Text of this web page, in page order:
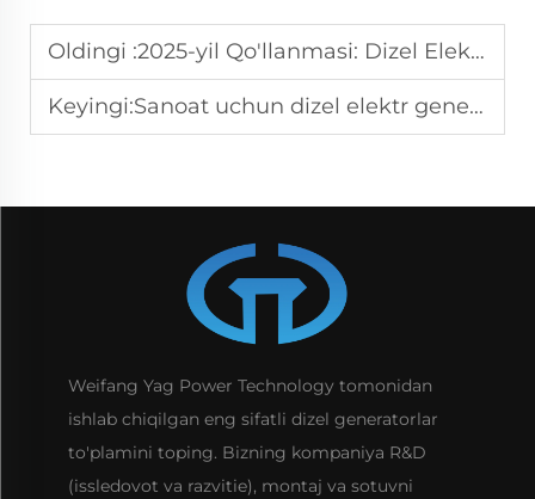
Oldingi :2025-yil Qo'llanmasi: Dizel Elektr Generatorini Tanlashning To'g'ri Usullari
Keyingi:Sanoat uchun dizel elektr generatori: O'lchash bo'yicha qo'lanma
Weifang Yag Power Technology tomonidan
ishlab chiqilgan eng sifatli dizel generatorlar
to'plamini toping. Bizning kompaniya R&D
(issledovot va razvitie), montaj va sotuvni